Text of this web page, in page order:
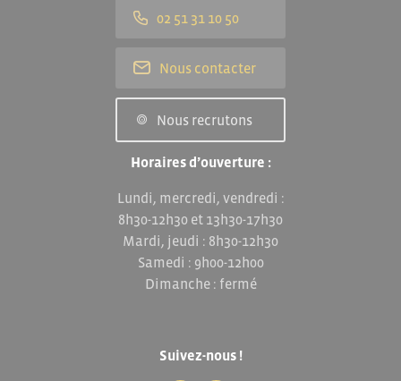
02 51 31 10 50
Nous contacter
Nous recrutons
Horaires d’ouverture :
Lundi, mercredi, vendredi :
8h30-12h30 et 13h30-17h30
Mardi, jeudi : 8h30-12h30
Samedi : 9h00-12h00
Dimanche : fermé
Suivez-nous !